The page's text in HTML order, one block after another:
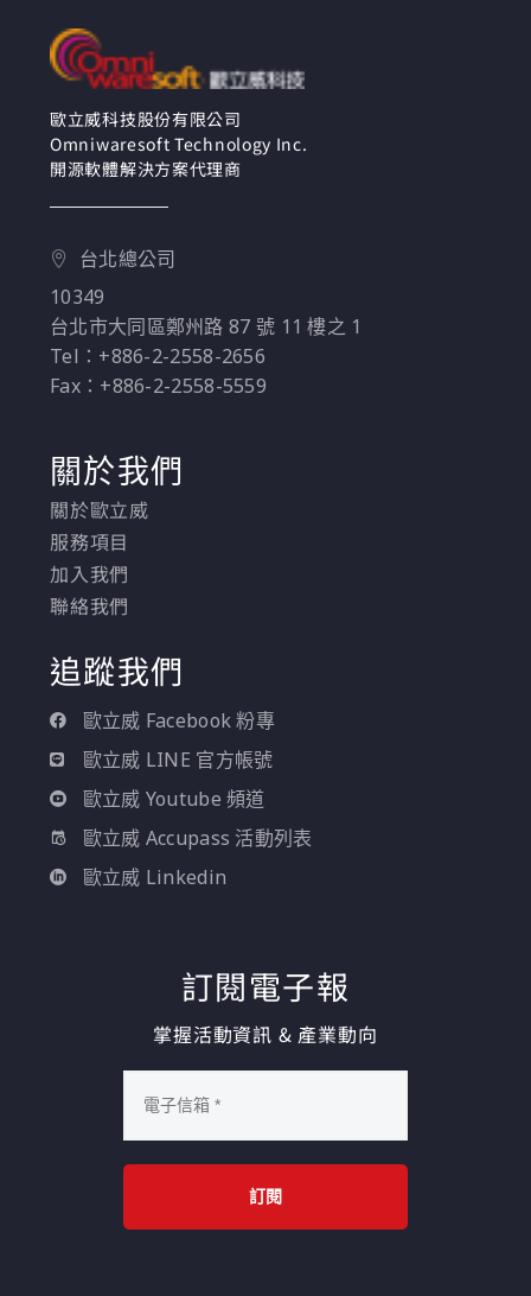
歐立威科技股份有限公司
Omniwaresoft Technology Inc.
開源軟體解決方案代理商
台北總公司
10349
台北市大同區鄭州路 87 號 11 樓之 1
Tel：+886-2-2558-2656
Fax：+886-2-2558-5559
關於我們
關於歐立威
服務項目
加入我們
聯絡我們
追蹤我們
歐立威 Facebook 粉專
歐立威 LINE 官方帳號
歐立威 Youtube 頻道
歐立威 Accupass 活動列表
歐立威 Linkedin
訂閱電子報
掌握活動資訊 & 產業動向
訂閱